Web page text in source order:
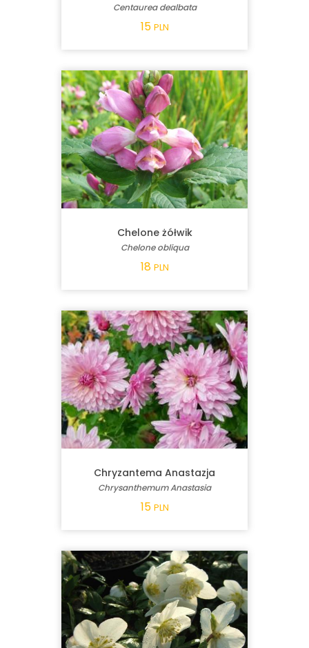
Centaurea dealbata
15 PLN
Chelone żółwik
Chelone obliqua
18 PLN
Chryzantema Anastazja
Chrysanthemum Anastasia
15 PLN